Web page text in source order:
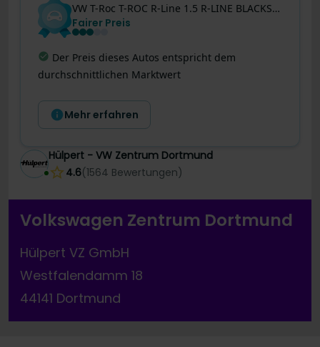
VW T-Roc T-ROC R-Line 1.5 R-LINE BLACKSTYLE CAM ACC LM18 EKLAPPE
Fairer Preis
Letzte Preisänderung: Dieses Angebot wurde
gerade noch besser! Der Preis wurde vor 8 Tagen
Mehr erfahren
Hülpert - VW Zentrum Dortmund
4.6(1564 Bewertungen)
Volkswagen Zentrum Dortmund
Hülpert VZ GmbH
Westfalendamm 18
44141 Dortmund